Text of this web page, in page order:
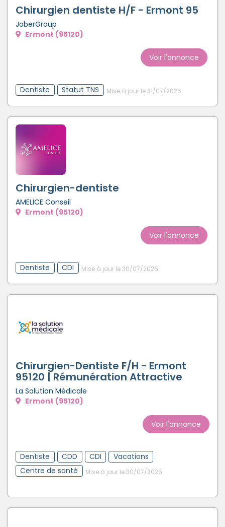
Chirurgien dentiste H/F - Ermont 95
JoberGroup
Ermont (95120)
Voir l'annonce
Dentiste Statut TNS Mise à jour le 31/07/2026
Chirurgien-dentiste
AMELICE Conseil
Ermont (95120)
Voir l'annonce
Dentiste CDI Mise à jour le 30/07/2026
Chirurgien-Dentiste F/H - Ermont
95120 | Rémunération Attractive
La Solution Médicale
Ermont (95120)
Voir l'annonce
Dentiste CDD CDI
Vacations
Centre de santé
Mise à jour le 30/07/2026